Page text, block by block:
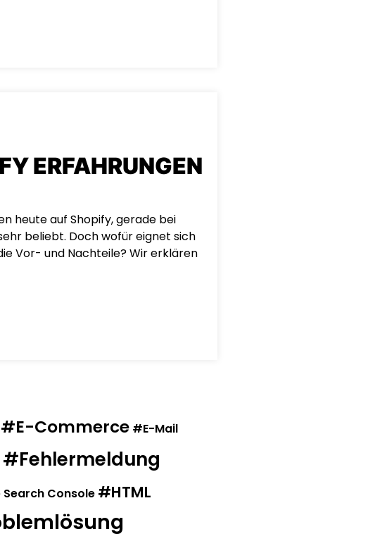
ERFAHRUNGEN
heute auf Shopify, gerade bei
beliebt. Doch wofür eignet sich
Vor- und Nachteile? Wir erklären
E-Commerce E-Mail
Fehlermeldung
Search Console HTML